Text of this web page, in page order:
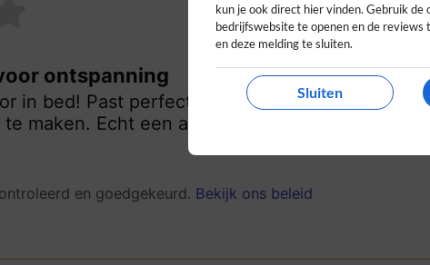
ontspanning
in bed! Past perfect bij mijn interieur, zit
maken. Echt een aanrader voor lees- en
en goedgekeurd. Bekijk ons beleid
kun je ook direct hier vinden. Gebruik de
bedrijfswebsite te openen en de reviews
en deze melding te sluiten.
Sluiten